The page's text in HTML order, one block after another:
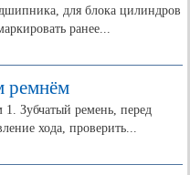
для блока цилиндров
ранее...
ремнём
Зубчатый ремень, перед
хода, проверить...